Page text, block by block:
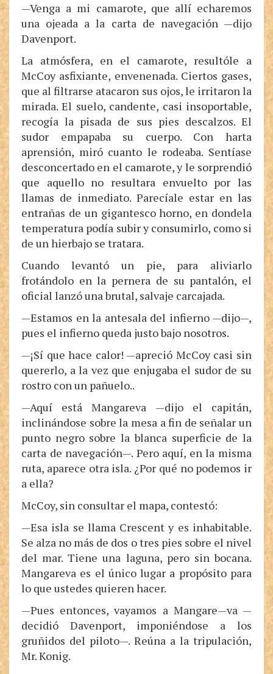
—Venga a mi camarote, que allí echaremos
una ojeada a la carta de navegación —dijo
Davenport.
La atmósfera, en el camarote, resultóle a
McCoy asfixiante, envenenada. Ciertos gases,
que al filtrarse atacaron sus ojos, le irritaron la
mirada. El suelo, candente, casi insoportable,
recogía la pisada de sus pies descalzos. El
sudor empapaba su cuerpo. Con harta
aprensión, miró cuanto le rodeaba. Sentíase
desconcertado en el camarote, y le sorprendió
que aquello no resultara envuelto por las
llamas de inmediato. Parecíale estar en las
entrañas de un gigantesco horno, en dondela
temperatura podía subir y consumirlo, como si
de un hierbajo se tratara.
Cuando levantó un pie, para aliviarlo
frotándolo en la pernera de su pantalón, el
oficial lanzó una brutal, salvaje carcajada.
—Estamos en la antesala del infierno —dijo—,
pues el infierno queda justo bajo nosotros.
—¡Sí que hace calor! —apreció McCoy casi sin
quererlo, a la vez que enjugaba el sudor de su
rostro con un pañuelo..
—Aquí está Mangareva —dijo el capitán,
inclinándose sobre la mesa a fin de señalar un
punto negro sobre la blanca superficie de la
carta de navegación—. Pero aquí, en la misma
ruta, aparece otra isla. ¿Por qué no podemos ir
a ella?
McCoy, sin consultar el mapa, contestó:
—Esa isla se llama Crescent y es inhabitable.
Se alza no más de dos o tres pies sobre el nivel
del mar. Tiene una laguna, pero sin bocana.
Mangareva es el único lugar a propósito para
lo que ustedes quieren hacer.
—Pues entonces, vayamos a Mangare—va —
decidió Davenport, imponiéndose a los
gruñidos del piloto—. Reúna a la tripulación,
Mr. Konig.